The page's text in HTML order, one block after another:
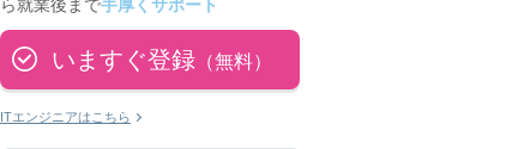
ら就業後まで手厚くサポート
いますぐ登録 （無料）
ITエンジニアはこちら